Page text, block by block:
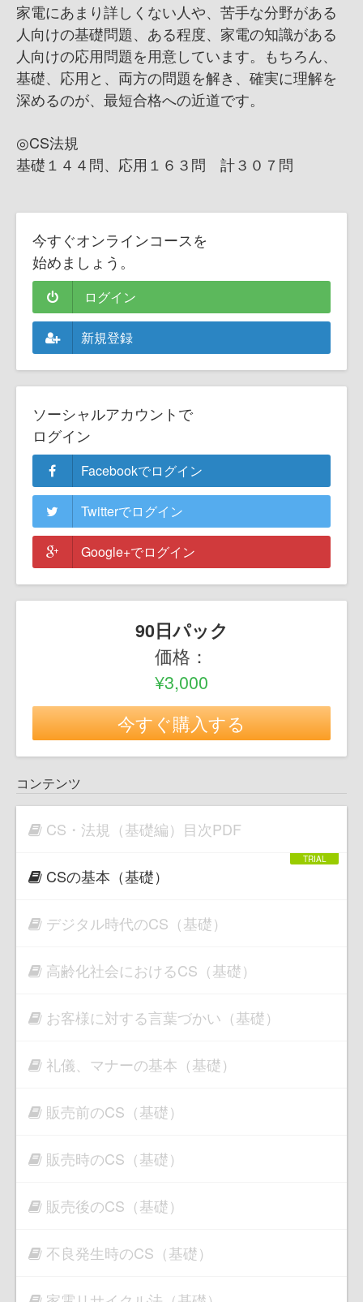
家電にあまり詳しくない人や、苦手な分野がある
人向けの基礎問題、ある程度、家電の知識がある
人向けの応用問題を用意しています。もちろん、
基礎、応用と、両方の問題を解き、確実に理解を
深めるのが、最短合格への近道です。
◎CS法規
基礎１４４問、応用１６３問 計３０７問
今すぐオンラインコースを
始めましょう。
ログイン
新規登録
ソーシャルアカウントで
ログイン
Facebookでログイン
Twitterでログイン
Google+でログイン
90日パック
価格：
¥3,000
今すぐ購入する
コンテンツ
CS・法規（基礎編）目次PDF
CSの基本（基礎）
デジタル時代のCS（基礎）
高齢化社会におけるCS（基礎）
お客様に対する言葉づかい（基礎）
礼儀、マナーの基本（基礎）
販売前のCS（基礎）
販売時のCS（基礎）
販売後のCS（基礎）
不良発生時のCS（基礎）